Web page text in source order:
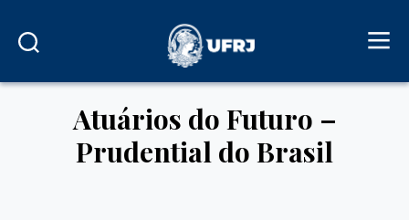
Atuários do Futuro –
Prudential do Brasil